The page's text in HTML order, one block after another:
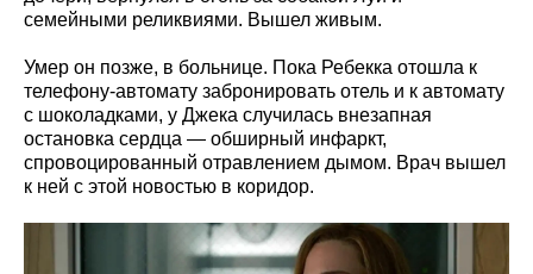
семейными реликвиями. Вышел живым.
Умер он позже, в больнице. Пока Ребекка отошла к
телефону-автомату забронировать отель и к автомату
с шоколадками, у Джека случилась внезапная
остановка сердца — обширный инфаркт,
спровоцированный отравлением дымом. Врач вышел
к ней с этой новостью в коридор.